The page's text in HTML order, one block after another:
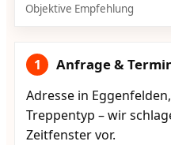
Objektive Empfehlung
1 Anfrage &
Adresse in
Treppentyp – wir
Zeitfenster vor.